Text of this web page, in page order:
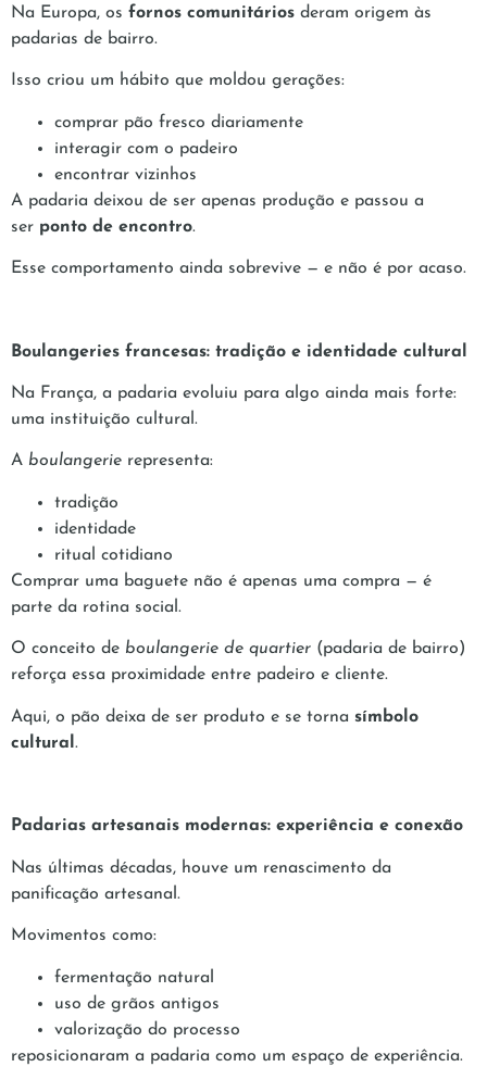
Na Europa, os fornos comunitários deram origem às
padarias de bairro.
Isso criou um hábito que moldou gerações:
comprar pão fresco diariamente
interagir com o padeiro
encontrar vizinhos
A padaria deixou de ser apenas produção e passou a
ser ponto de encontro.
Esse comportamento ainda sobrevive — e não é por acaso.
Boulangeries francesas: tradição e identidade cultural
Na França, a padaria evoluiu para algo ainda mais forte:
uma instituição cultural.
A boulangerie representa:
tradição
identidade
ritual cotidiano
Comprar uma baguete não é apenas uma compra — é
parte da rotina social.
O conceito de boulangerie de quartier (padaria de bairro)
reforça essa proximidade entre padeiro e cliente.
Aqui, o pão deixa de ser produto e se torna símbolo
cultural .
Padarias artesanais modernas: experiência e conexão
Nas últimas décadas, houve um renascimento da
panificação artesanal.
Movimentos como:
fermentação natural
uso de grãos antigos
valorização do processo
reposicionaram a padaria como um espaço de experiência.